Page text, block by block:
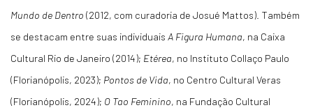
Mundo de Dentro (2012, com curadoria de Josué Mattos). Também
se destacam entre suas individuais A Figura Humana, na Caixa
Cultural Rio de Janeiro (2014); Etérea, no Instituto Collaço Paulo
(Florianópolis, 2023); Pontos de Vida, no Centro Cultural Veras
(Florianópolis, 2024); O Tao Feminino, na Fundação Cultural